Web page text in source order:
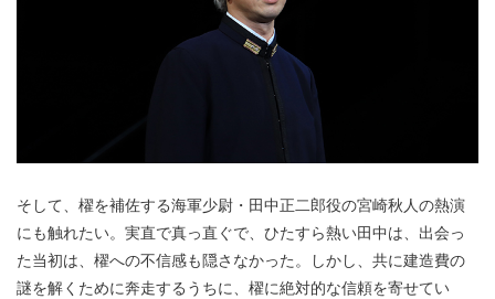
そして、櫂を補佐する海軍少尉・田中正二郎役の宮崎秋人の熱演
にも触れたい。実直で真っ直ぐで、ひたすら熱い田中は、出会っ
た当初は、櫂への不信感も隠さなかった。しかし、共に建造費の
謎を解くために奔走するうちに、櫂に絶対的な信頼を寄せてい